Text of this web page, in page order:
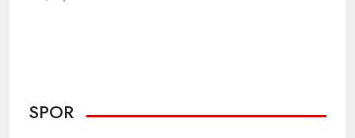
SPOR